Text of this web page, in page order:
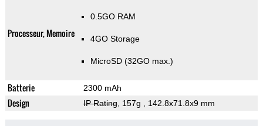
Processeur, Memoire
0.5GO RAM
4GO Storage
MicroSD (32GO max.)
Batterie 2300 mAh
Design IP Rating, 157g , 142.8x71.8x9 mm